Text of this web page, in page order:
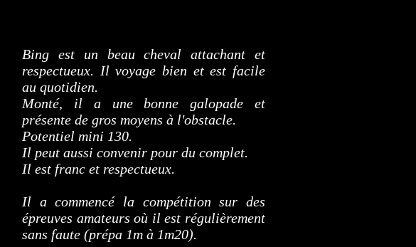
Bing est un beau cheval attachant et
respectueux. Il voyage bien et est facile
au quotidien.
Monté, il a une bonne galopade et
présente de gros moyens à l'obstacle.
Potentiel mini 130.
Il peut aussi convenir pour du complet.
Il est franc et respectueux.
Il a commencé la compétition sur des
épreuves amateurs où il est régulièrement
sans faute (prépa 1m à 1m20).